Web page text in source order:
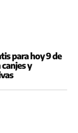
para hoy 9 de
y